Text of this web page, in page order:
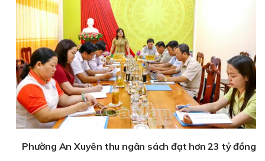
Phường An Xuyên thu ngân sách đạt hơn 23 tỷ đồng